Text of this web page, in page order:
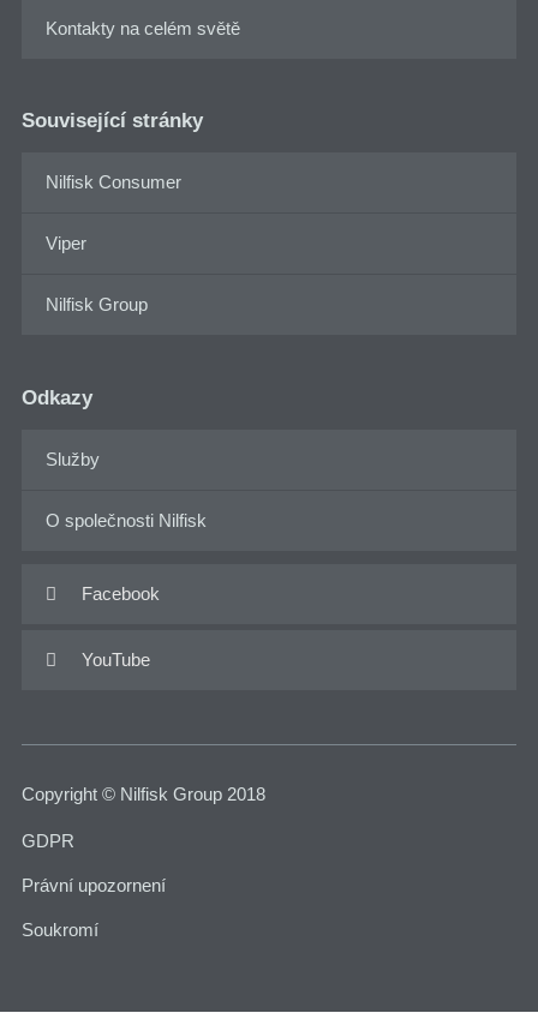
Kontakty na celém světě
Související stránky
Nilfisk Consumer
Viper
Nilfisk Group
Odkazy
Služby
O společnosti Nilfisk
 Facebook
 YouTube
Copyright © Nilfisk Group 2018
GDPR
Právní upozornení
Soukromí